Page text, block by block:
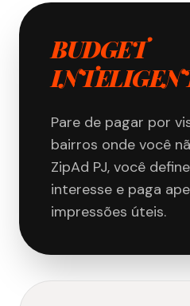
BUDGET
Pare de pagar por
bairros onde você
ZipAd PJ, você
interesse e paga
impressões úteis.